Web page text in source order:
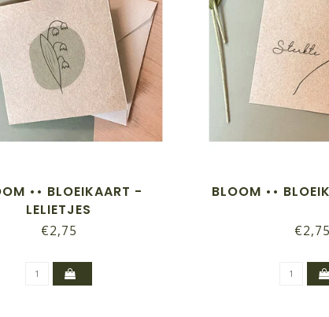
•• BLOEIKAART -
LELIETJES
€2,75
BLOOM ••
€2,75